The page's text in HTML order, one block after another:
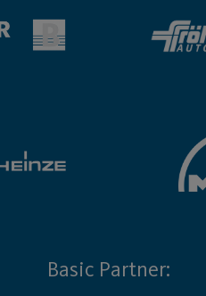
Basic Partner: